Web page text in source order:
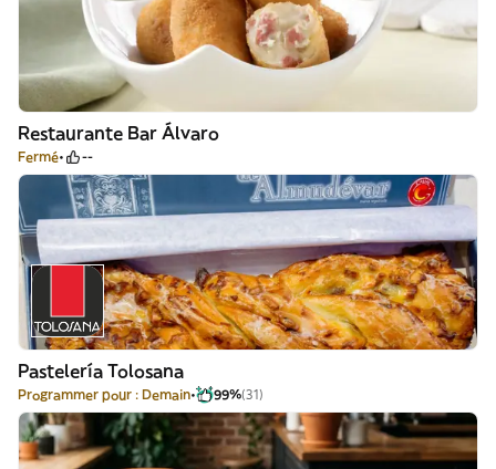
Restaurante Bar Álvaro
Fermé --
Pastelería Tolosana
Programmer pour : Demain 99%(31)